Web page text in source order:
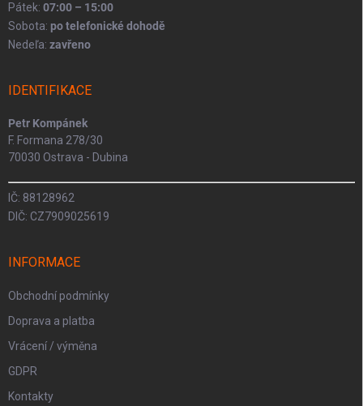
Pátek: 07:00 – 15:00
Sobota: po telefonické dohodě
Nedeľa: zavřeno
IDENTIFIKACE
Petr Kompánek
F. Formana 278/30
70030 Ostrava - Dubina
IČ: 88128962
DIČ: CZ7909025619
INFORMACE
Obchodní podmínky
Doprava a platba
Vrácení / výměna
GDPR
Kontakty